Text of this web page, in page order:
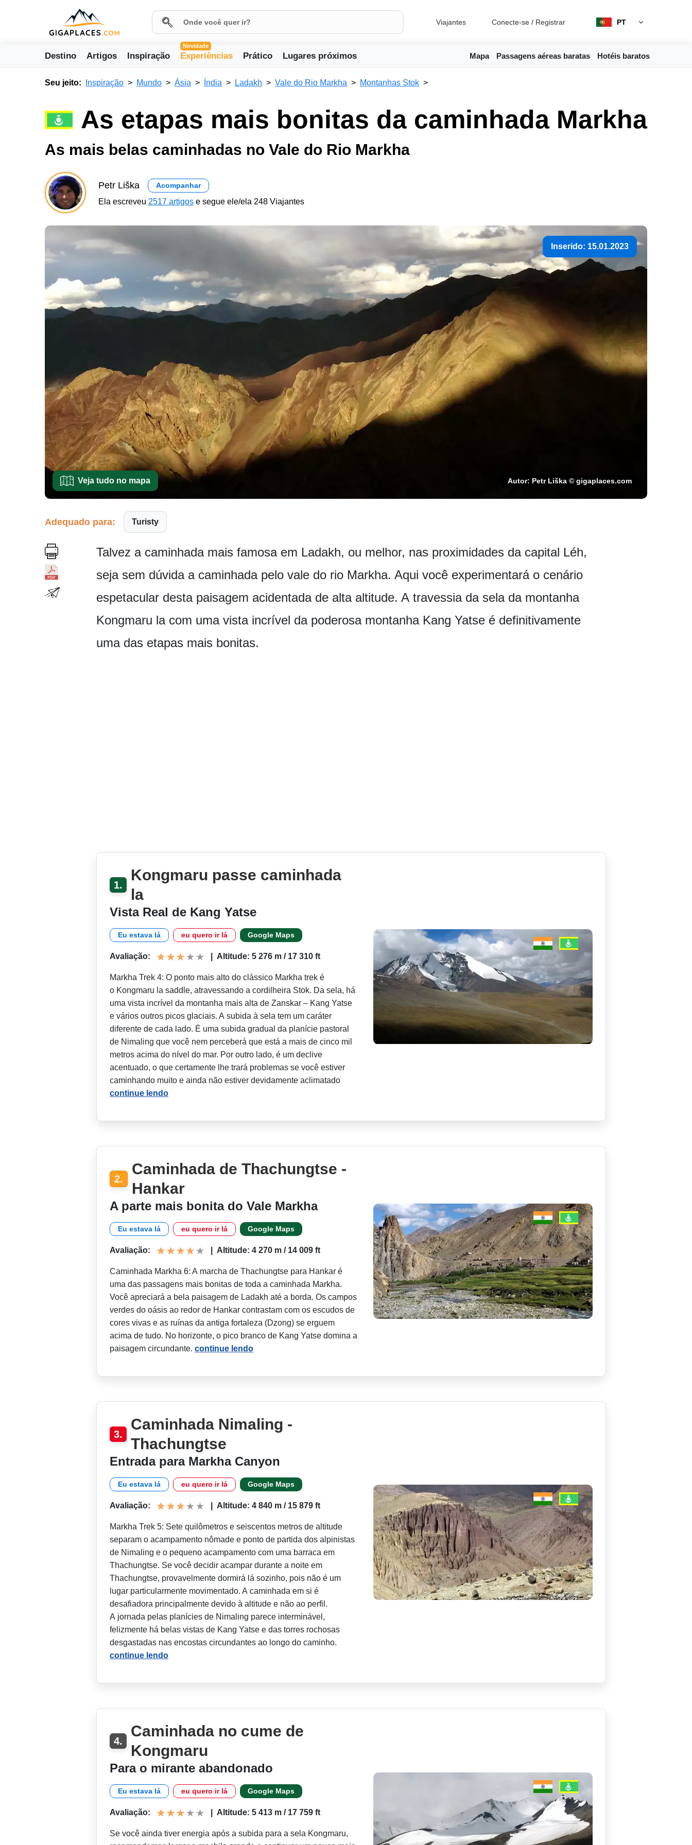
Viajantes Conecte-se / Registrar PT
Destino Artigos Inspiração
Novidade
Experiências Prático Lugares próximos Mapa Passagens aéreas baratas Hotéis baratos
Seu jeito: Inspiração Mundo Ásia Índia Ladakh Vale do Rio Markha Montanhas Stok
As etapas mais bonitas da caminhada Markha
As mais belas caminhadas no Vale do Rio Markha
Petr Liška Acompanhar
Ela escreveu 2517 artigos e segue ele/ela 248 Viajantes
Inserido: 15.01.2023
Veja tudo no mapa Autor: Petr Liška © gigaplaces.com
Adequado para: Turisty
Talvez a caminhada mais famosa em Ladakh, ou melhor, nas proximidades da capital Léh,
seja sem dúvida a caminhada pelo vale do rio Markha. Aqui você experimentará o cenário
espetacular desta paisagem acidentada de alta altitude. A travessia da sela da montanha
Kongmaru la com uma vista incrível da poderosa montanha Kang Yatse é definitivamente
uma das etapas mais bonitas.
1.
Kongmaru passe caminhada
la
Vista Real de Kang Yatse
Eu estava lá eu quero ir lá Google Maps
Avaliação: Altitude: 5 276 m / 17 310 ft
Markha Trek 4: O ponto mais alto do clássico Markha trek é
o Kongmaru la saddle, atravessando a cordilheira Stok. Da sela, há
uma vista incrível da montanha mais alta de Zanskar – Kang Yatse
e vários outros picos glaciais. A subida à sela tem um caráter
diferente de cada lado. É uma subida gradual da planície pastoral
de Nimaling que você nem perceberá que está a mais de cinco mil
metros acima do nível do mar. Por outro lado, é um declive
acentuado, o que certamente lhe trará problemas se você estiver
caminhando muito e ainda não estiver devidamente aclimatado
continue lendo
2.
Caminhada de Thachungtse -
Hankar
A parte mais bonita do Vale Markha
Eu estava lá eu quero ir lá Google Maps
Avaliação: Altitude: 4 270 m / 14 009 ft
Caminhada Markha 6: A marcha de Thachungtse para Hankar é
uma das passagens mais bonitas de toda a caminhada Markha.
Você apreciará a bela paisagem de Ladakh até a borda. Os campos
verdes do oásis ao redor de Hankar contrastam com os escudos de
cores vivas e as ruínas da antiga fortaleza (Dzong) se erguem
acima de tudo. No horizonte, o pico branco de Kang Yatse domina a
paisagem circundante. continue lendo
3.
Caminhada Nimaling -
Thachungtse
Entrada para Markha Canyon
Eu estava lá eu quero ir lá Google Maps
Avaliação: Altitude: 4 840 m / 15 879 ft
Markha Trek 5: Sete quilômetros e seiscentos metros de altitude
separam o acampamento nômade e ponto de partida dos alpinistas
de Nimaling e o pequeno acampamento com uma barraca em
Thachungtse. Se você decidir acampar durante a noite em
Thachungtse, provavelmente dormirá lá sozinho, pois não é um
lugar particularmente movimentado. A caminhada em si é
desafiadora principalmente devido à altitude e não ao perfil.
A jornada pelas planícies de Nimaling parece interminável,
felizmente há belas vistas de Kang Yatse e das torres rochosas
desgastadas nas encostas circundantes ao longo do caminho.
continue lendo
4.
Caminhada no cume de
Kongmaru
Para o mirante abandonado
Eu estava lá eu quero ir lá Google Maps
Avaliação: Altitude: 5 413 m / 17 759 ft
Se você ainda tiver energia após a subida para a sela Kongmaru,